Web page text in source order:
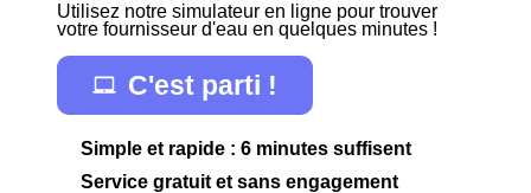
Utilisez notre simulateur en ligne pour trouver
votre fournisseur d'eau en quelques minutes !
C'est parti !
Simple et rapide : 6 minutes suffisent
Service gratuit et sans engagement